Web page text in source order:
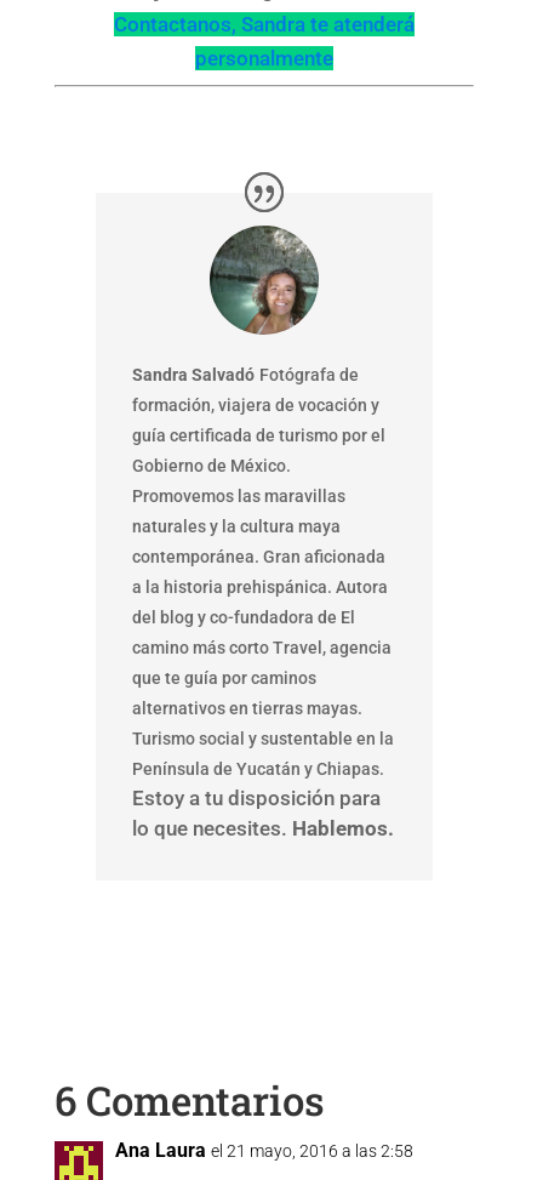
Contactanos, Sandra te atenderá
personalmente
Sandra Salvadó Fotógrafa de
formación, viajera de vocación y
guía certificada de turismo por el
Gobierno de México.
Promovemos las maravillas
naturales y la cultura maya
contemporánea. Gran aficionada
a la historia prehispánica. Autora
del blog y co-fundadora de El
camino más corto Travel, agencia
que te guía por caminos
alternativos en tierras mayas.
Turismo social y sustentable en la
Península de Yucatán y Chiapas.
Estoy a tu disposición para
lo que necesites. Hablemos.
6 Comentarios
Ana Laura el 21 mayo, 2016 a las 2:58